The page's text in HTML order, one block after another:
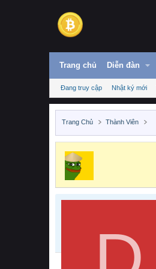
Trang chủ Diễn đàn
Đang truy cập Nhật ký mới
Trang Chủ Thành Viên